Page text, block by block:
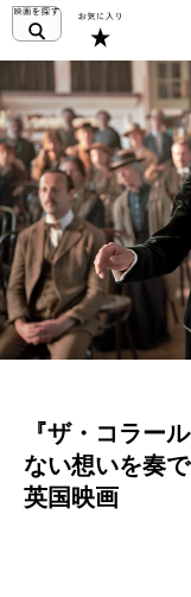
『ザ・コラー
ない想いを奏
英国映画